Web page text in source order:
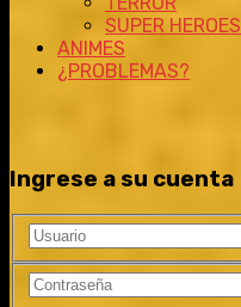
SUPER HEROES
ANIMES
¿PROBLEMAS?
Ingrese a su cuenta